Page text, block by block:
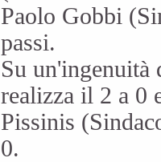
Paolo Gobbi
passi.
Su un'ingenuità
realizza il 2 a 0
Pissinis
0.